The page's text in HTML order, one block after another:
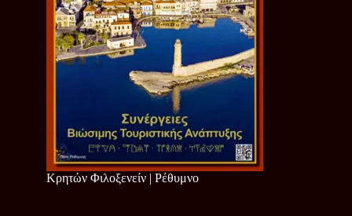
Κρητών Φιλοξενείν | Ρέθυμνο